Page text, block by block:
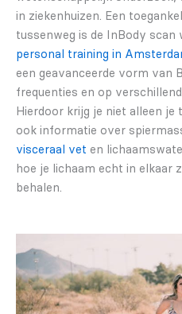
in ziekenhuizen. Een
tussenweg is de InBody scan
personal training in
een geavanceerde vorm van
frequenties en op
Hierdoor krijg je niet alleen
ook informatie over
visceraal vet en
hoe je lichaam echt in elkaar
behalen.